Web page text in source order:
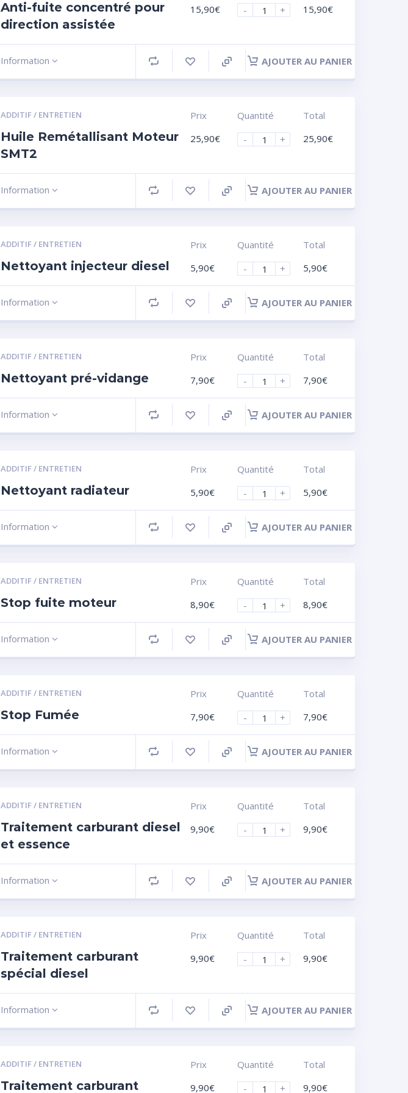
Anti-fuite concentré pour
direction assistée
15,90€
-
+
15,90€
Information AJOUTER AU PANIER
ADDITIF / ENTRETIEN
Huile Remétallisant Moteur
SMT2
Prix
25,90€
Quantité
-
+
Total
25,90€
Information AJOUTER AU PANIER
ADDITIF / ENTRETIEN
Nettoyant injecteur diesel
Prix
5,90€
Quantité
-
+
Total
5,90€
Information AJOUTER AU PANIER
ADDITIF / ENTRETIEN
Nettoyant pré-vidange
Prix
7,90€
Quantité
-
+
Total
7,90€
Information AJOUTER AU PANIER
ADDITIF / ENTRETIEN
Nettoyant radiateur
Prix
5,90€
Quantité
-
+
Total
5,90€
Information AJOUTER AU PANIER
ADDITIF / ENTRETIEN
Stop fuite moteur
Prix
8,90€
Quantité
-
+
Total
8,90€
Information AJOUTER AU PANIER
ADDITIF / ENTRETIEN
Stop Fumée
Prix
7,90€
Quantité
-
+
Total
7,90€
Information AJOUTER AU PANIER
ADDITIF / ENTRETIEN
Traitement carburant diesel
et essence
Prix
9,90€
Quantité
-
+
Total
9,90€
Information AJOUTER AU PANIER
ADDITIF / ENTRETIEN
Traitement carburant
spécial diesel
Prix
9,90€
Quantité
-
+
Total
9,90€
Information AJOUTER AU PANIER
ADDITIF / ENTRETIEN
Traitement carburant
Prix
9,90€
Quantité
-
+
Total
9,90€